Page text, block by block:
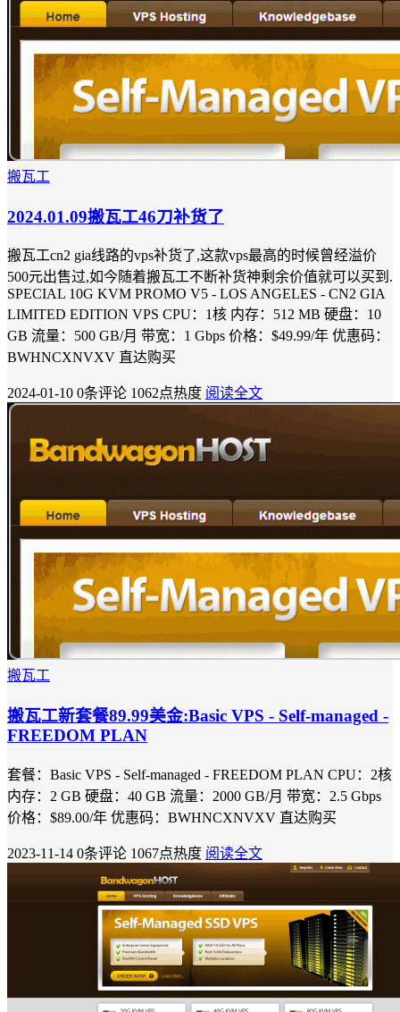
搬瓦工
2024.01.09搬瓦工46刀补货了
搬瓦工cn2 gia线路的vps补货了,这款vps最高的时候曾经溢价
500元出售过,如今随着搬瓦工不断补货神剩余价值就可以买到.
SPECIAL 10G KVM PROMO V5 - LOS ANGELES - CN2 GIA
LIMITED EDITION VPS CPU：1核 内存：512 MB 硬盘：10
GB 流量：500 GB/月 带宽：1 Gbps 价格：$49.99/年 优惠码：
BWHNCXNVXV 直达购买
2024-01-10 0条评论 1062点热度 阅读全文
搬瓦工
搬瓦工新套餐89.99美金:Basic VPS - Self-managed -
FREEDOM PLAN
套餐：Basic VPS - Self-managed - FREEDOM PLAN CPU：2核
内存：2 GB 硬盘：40 GB 流量：2000 GB/月 带宽：2.5 Gbps
价格：$89.00/年 优惠码：BWHNCXNVXV 直达购买
2023-11-14 0条评论 1067点热度 阅读全文